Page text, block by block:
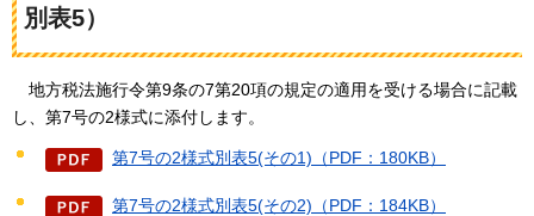
別表5）
地方税法施行令第9条の7第20項の規定の適用を受ける場合に記載
し、第7号の2様式に添付します。
第7号の2様式別表5(その1)（PDF：180KB）
第7号の2様式別表5(その2)（PDF：184KB）